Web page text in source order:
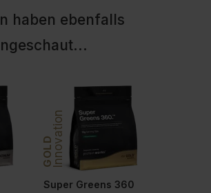
haben ebenfalls
...
GOLDInnovation
Super Greens 360